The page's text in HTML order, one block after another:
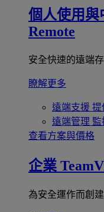
個人使用與
Remote
安全快速的遠端
瞭解更多
遠端支援 提
遠端管理 監
查看方案與價格
企業
為安全運作而創